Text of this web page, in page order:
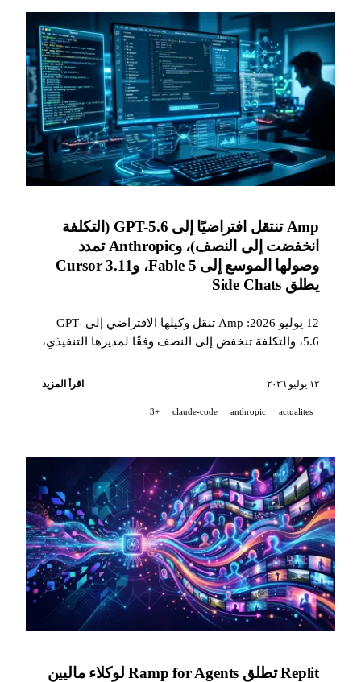
Amp تنتقل افتراضيًا إلى GPT-5.6 (التكلفة
انخفضت إلى النصف)، وAnthropic تمدد
وصولها الموسع إلى Fable 5، وCursor 3.11
يطلق Side Chats
12 يوليو 2026: Amp تنقل وكيلها الافتراضي إلى GPT-
5.6، والتكلفة تنخفض إلى النصف وفقًا لمديرها التنفيذي،
يطلق مهارة Motion-Graphics.
١٢ يوليو ٢٠٢٦ اقرأ المزيد
actualites
anthropic
claude-code
+3
Replit تطلق Ramp for Agents لوكلاء ماليين